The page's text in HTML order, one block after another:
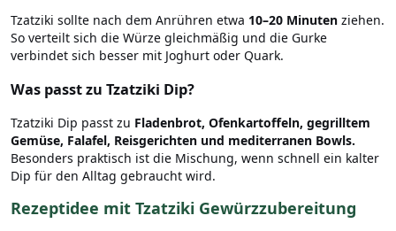
Tzatziki sollte nach dem Anrühren etwa 10–20 Minuten ziehen.
So verteilt sich die Würze gleichmäßig und die Gurke
verbindet sich besser mit Joghurt oder Quark.
Was passt zu Tzatziki Dip?
Tzatziki Dip passt zu Fladenbrot, Ofenkartoffeln, gegrilltem
Gemüse, Falafel, Reisgerichten und mediterranen Bowls.
Besonders praktisch ist die Mischung, wenn schnell ein kalter
Dip für den Alltag gebraucht wird.
Rezeptidee mit Tzatziki Gewürzzubereitung